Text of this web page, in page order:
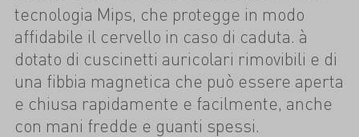
tecnologia Mips, che protegge in modo
affidabile il cervello in caso di caduta. à
dotato di cuscinetti auricolari rimovibili e di
una fibbia magnetica che può essere aperta
e chiusa rapidamente e facilmente, anche
con mani fredde e guanti spessi.